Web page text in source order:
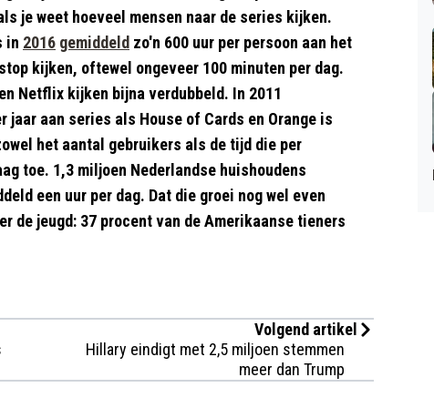
je weet hoeveel mensen naar de series kijken.
in 2016 gemiddeld zo'n 600 uur per persoon aan het
kijken, oftewel ongeveer 100 minuten per dag.
Netflix kijken bijna verdubbeld. In 2011
jaar aan series als House of Cards en Orange is
het aantal gebruikers als de tijd die per
toe. 1,3 miljoen Nederlandse huishoudens
een uur per dag. Dat die groei nog wel even
de jeugd: 37 procent van de Amerikaanse tieners
Volgend artikel
Hillary eindigt met 2,5 miljoen stemmen
meer dan Trump